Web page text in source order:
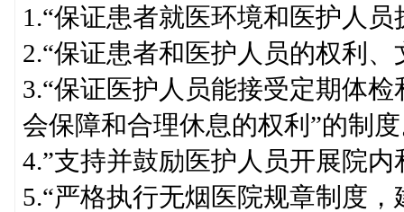
1.“保证患者就医环境和医护人
2.“保证患者和医护人员的权利
3.“保证医护人员能接受定期体
会保障和合理休息的权利”的制
4.”支持并鼓励医护人员开展院
5.“严格执行无烟医院规章制度